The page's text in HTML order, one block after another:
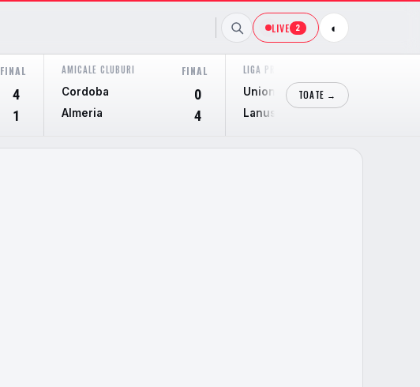
LIVE 2 ◐
FINAL
4
1
AMICALE CLUBURI FINAL
Cordoba 0
Almeria 4
LIGA PROFESIONAL ARGENTINA
Union Santa Fe
Lanus
TOATE →